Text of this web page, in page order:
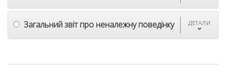
Загальний звіт про неналежну поведінку ДЕТАЛИ